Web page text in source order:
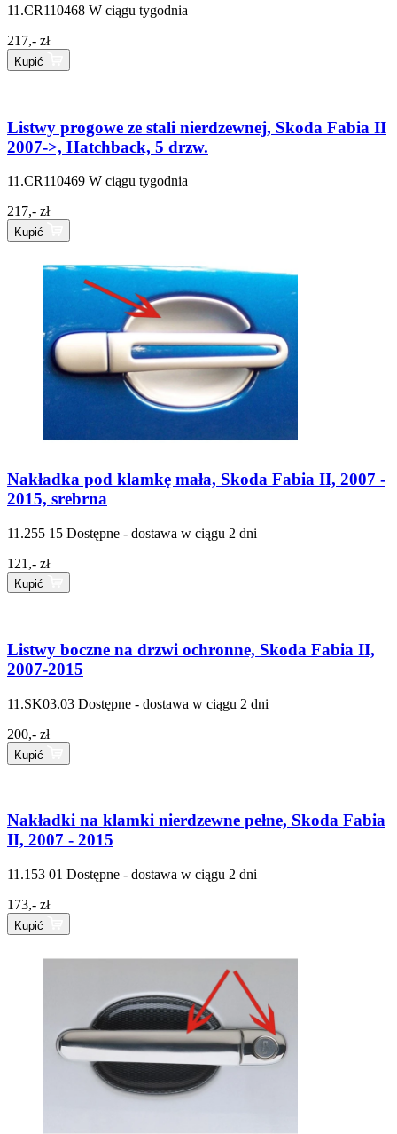
11.CR110468 W ciągu tygodnia
217,- zł
Kupić
Listwy progowe ze stali nierdzewnej, Skoda Fabia II
2007->, Hatchback, 5 drzw.
11.CR110469 W ciągu tygodnia
217,- zł
Kupić
Nakładka pod klamkę mała, Skoda Fabia II, 2007 -
2015, srebrna
11.255 15 Dostępne - dostawa w ciągu 2 dni
121,- zł
Kupić
Listwy boczne na drzwi ochronne, Skoda Fabia II,
2007-2015
11.SK03.03 Dostępne - dostawa w ciągu 2 dni
200,- zł
Kupić
Nakładki na klamki nierdzewne pełne, Skoda Fabia
II, 2007 - 2015
11.153 01 Dostępne - dostawa w ciągu 2 dni
173,- zł
Kupić